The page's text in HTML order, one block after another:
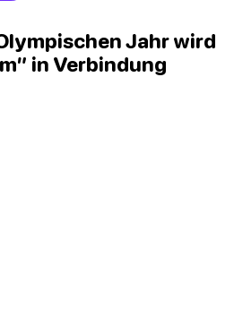
Jahr wird
in Verbindung